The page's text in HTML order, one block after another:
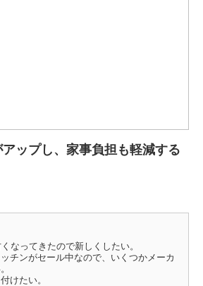
ップし、家事負担も軽減する
なってきたので新しくしたい。
チンがセール中なので、いくつかメーカ
けたい。